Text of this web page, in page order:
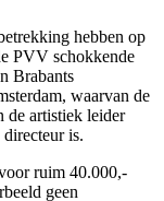
hebben op
PVV schokkende
Brabants
waarvan de
de artistiek leider
is.
ruim 40.000,-
geen